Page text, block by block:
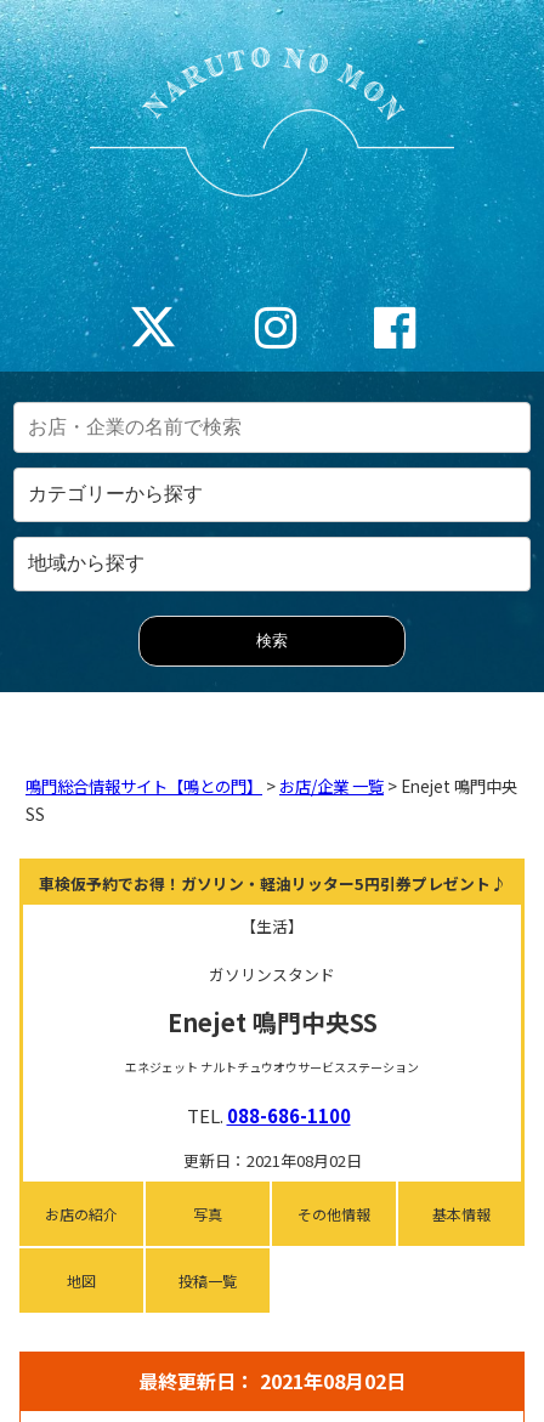
鳴門総合情報サイト【鳴との門】 > お店/企業 一覧 > Enejet 鳴門中央
SS
車検仮予約でお得！ガソリン・軽油リッター5円引券プレゼント♪
【生活】
ガソリンスタンド
Enejet 鳴門中央SS
エネジェット ナルトチュウオウサービスステーション
TEL. 088-686-1100
更新日：2021年08月02日
お店の紹介 写真 その他情報 基本情報
地図 投稿一覧
最終更新日： 2021年08月02日